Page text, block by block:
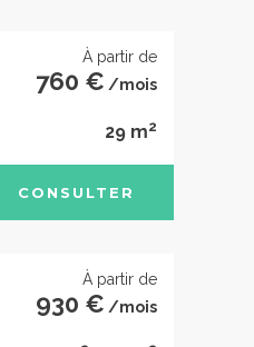
À partir de
760 € /mois
29 m2
CONSULTER
À partir de
930 € /mois